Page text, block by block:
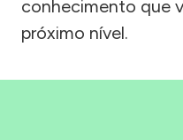
conhecimento que
próximo nível.